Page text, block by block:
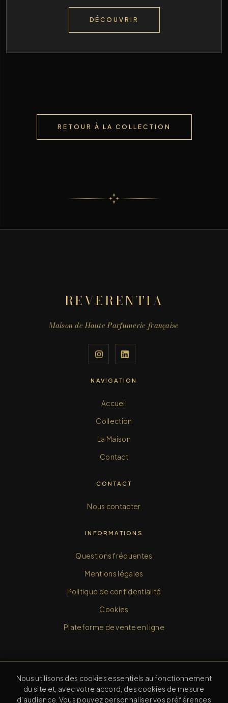
DÉCOUVRIR
RETOUR À LA COLLECTION
REVERENTIA
Maison de Haute Parfumerie française
NAVIGATION
Accueil
Collection
La Maison
Contact
CONTACT
Nous contacter
INFORMATIONS
Questions fréquentes
Mentions légales
Politique de confidentialité
Cookies
Plateforme de vente en ligne
Ex reverentia, inspiratio.
Nous utilisons des cookies essentiels au fonctionnement
du site et, avec votre accord, des cookies de mesure
d'audience. Vous pouvez personnaliser vos préférences